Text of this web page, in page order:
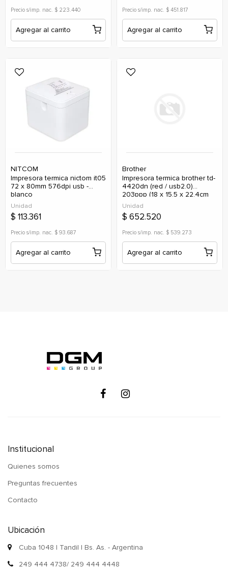
Precio s/imp. nac. $ 223.440
Agregar al carrito
Precio s/imp. nac. $ 451.817
Agregar al carrito
NITCOM
impresora termica nictom it05
72 x 80mm 576dpi usb -
blanco
Unidad
$ 113.361
Precio s/imp. nac. $ 93.687
Agregar al carrito
Brother
impresora termica brother td-
4420dn (red / usb2.0)
203ppp (18 x 15.5 x 22.4cm
/104mm)
Unidad
$ 652.520
Precio s/imp. nac. $ 539.273
Agregar al carrito
Institucional
Quienes somos
Preguntas frecuentes
Contacto
Ubicación
Cuba 1048 | Tandil | Bs. As. - Argentina
249 444 4738/ 249 444 4448